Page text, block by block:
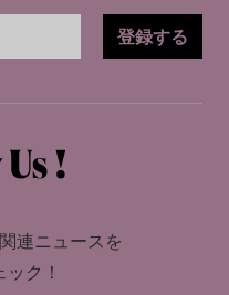
登録する
連ニュースを
ク！